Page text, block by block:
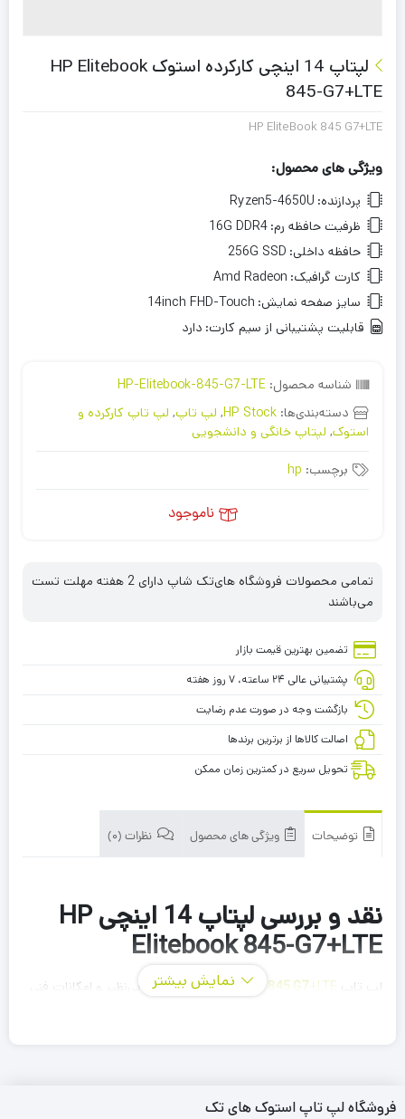
لپتاپ 14 اینچی کارکرده استوک HP Elitebook
845-G7+LTE
HP EliteBook 845 G7+LTE
ویژگی های محصول:
پردازنده: Ryzen5-4650U
ظرفیت حافظه رم: 16G DDR4
حافظه داخلی: 256G SSD
کارت گرافیک: Amd Radeon
سایز صفحه نمایش: 14inch FHD-Touch
قابلیت پشتیبانی از سیم کارت: دارد
شناسه محصول: HP-Elitebook-845-G7-LTE
دسته‌بندی‌ها: HP Stock
, لپ تاپ, لپ تاپ کارکرده و
استوک, لپتاپ خانگی و دانشجویی
برچسب: hp
ناموجود
تمامی محصولات فروشگاه های‌تک شاپ دارای 2 هفته مهلت تست
می‌باشند
تضمین بهترین قیمت بازار
پشتیبانی عالی ۲۴ ساعته، ۷ روز هفته
بازگشت وجه در صورت عدم رضایت
اصالت کالاها از برترین برندها
تحویل سریع در کمترین زمان ممکن
توضیحات ویژگی های محصول نظرات (0)
نقد و بررسی لپتاپ 14 اینچی HP
Elitebook 845-G7+LTE
لپ تاپ HP EliteBook 845 G7+LTE
با طراحی بی‌نظیر و امکانات فنینمایش بیشتر
فروشگاه لپ تاپ استوک های تک